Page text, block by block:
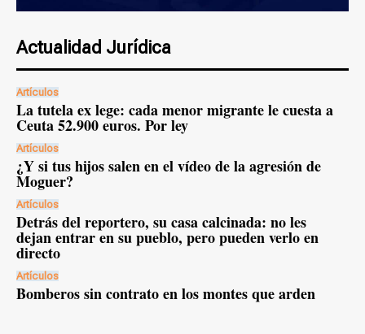
Actualidad Jurídica
Artículos
La tutela ex lege: cada menor migrante le cuesta a
Ceuta 52.900 euros. Por ley
Artículos
¿Y si tus hijos salen en el vídeo de la agresión de
Moguer?
Artículos
Detrás del reportero, su casa calcinada: no les
dejan entrar en su pueblo, pero pueden verlo en
directo
Artículos
Bomberos sin contrato en los montes que arden